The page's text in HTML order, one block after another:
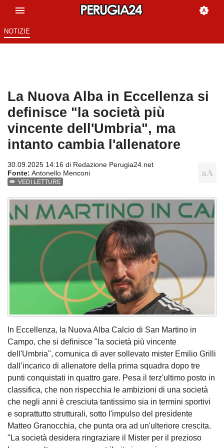
NOTIZIE
La Nuova Alba in Eccellenza si
definisce "la società più
vincente dell'Umbria", ma
intanto cambia l'allenatore
30.09.2025 14:16 di Redazione Perugia24.net
Fonte: Antonello Menconi
VEDI LETTURE
In Eccellenza, la Nuova Alba Calcio di San Martino in
Campo, che si definisce "la società più vincente
dell'Umbria", comunica di aver sollevato mister Emilio Grilli
dall’incarico di allenatore della prima squadra dopo tre
punti conquistati in quattro gare. Pesa il terz'ultimo posto in
classifica, che non rispecchia le ambizioni di una società
che negli anni è cresciuta tantissimo sia in termini sportivi
e soprattutto strutturali, sotto l'impulso del presidente
Matteo Granocchia, che punta ora ad un'ulteriore crescita.
"La società desidera ringraziare il Mister per il prezioso